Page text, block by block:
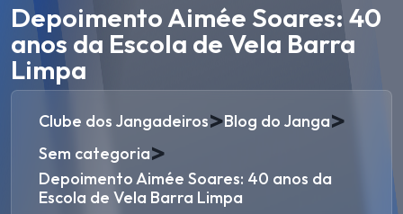
Depoimento Aimée Soares: 40
anos da Escola de Vela Barra
Limpa
Clube dos Jangadeiros>Blog do Janga>
Sem categoria>
Depoimento Aimée Soares: 40 anos da
Escola de Vela Barra Limpa